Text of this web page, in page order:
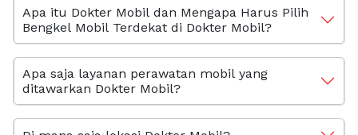
Apa itu Dokter Mobil dan Mengapa Harus Pilih
Bengkel Mobil Terdekat di Dokter Mobil?
Apa saja layanan perawatan mobil yang
ditawarkan Dokter Mobil?